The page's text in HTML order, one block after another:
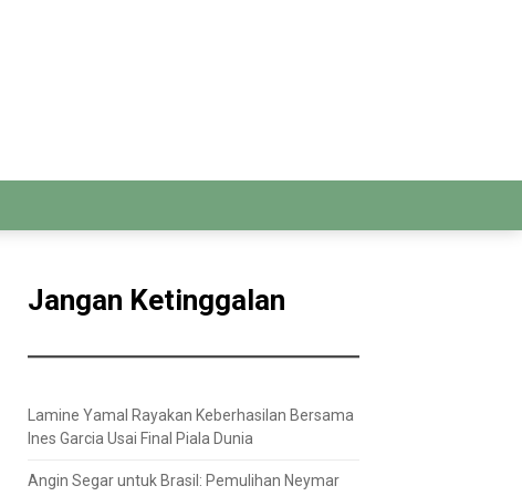
Jangan Ketinggalan
Lamine Yamal Rayakan Keberhasilan Bersama
Ines Garcia Usai Final Piala Dunia
Angin Segar untuk Brasil: Pemulihan Neymar